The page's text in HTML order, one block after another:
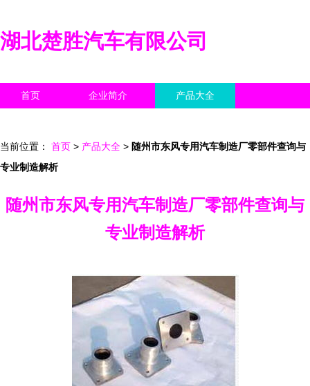
湖北楚胜汽车有限公司
首页 企业简介 产品大全
当前位置： 首页 > 产品大全 > 随州市东风专用汽车制造厂零部件查询与
专业制造解析
随州市东风专用汽车制造厂零部件查询与
专业制造解析